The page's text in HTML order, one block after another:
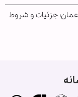
عمان؛ جزئیات و شروط